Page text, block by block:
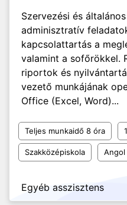
Szervezési és
adminisztratív
kapcsolattartás a
valamint a sofőrökkel.
riportok és
vezető munkájának
Office (Excel, Word)...
Teljes munkaidő 8 óra
Szakközépiskola Angol
Egyéb asszisztens